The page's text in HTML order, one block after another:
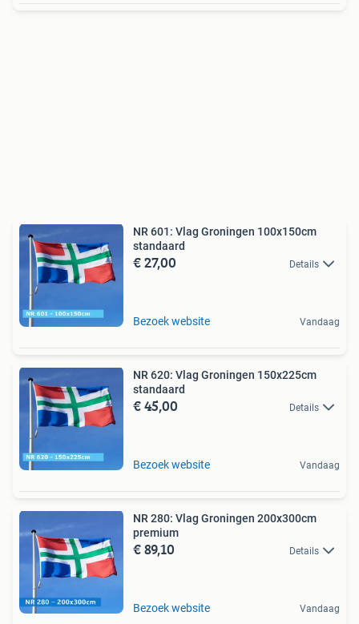
NR 601: Vlag Groningen 100x150cm
standaard
€ 27,00 Details
Bezoek website Vandaag
NR 620: Vlag Groningen 150x225cm
standaard
€ 45,00 Details
Bezoek website Vandaag
NR 280: Vlag Groningen 200x300cm
premium
€ 89,10 Details
Bezoek website Vandaag